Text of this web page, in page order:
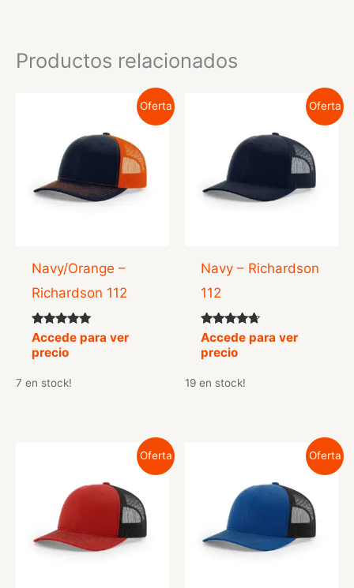
Productos relacionados
Oferta
Navy/Orange –
Richardson 112
Valorado
con
5.00
Accede para ver
precio
7 en stock!
Oferta
Navy – Richardson
112
Valorado
con
4.50
Accede para ver
precio
19 en stock!
Oferta Oferta